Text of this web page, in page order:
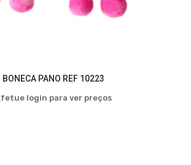
BONECA PANO REF 10223
login para ver preços